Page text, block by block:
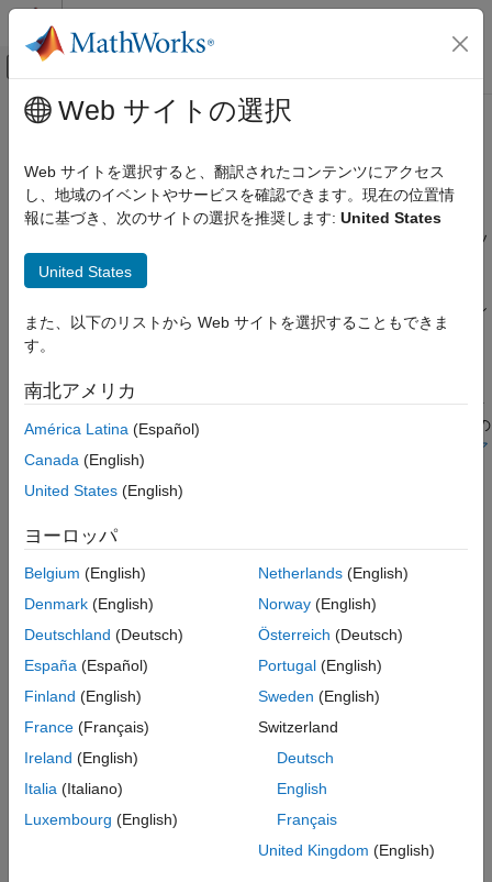
コンテンツへスキップ
オフキャンバス ナビゲーション メ
ドキュメンテーションのホーム
自動車
AUTOSAR Blockset
カテゴリ
パターンのモデル化
コンポーネントの作成
コード生成
メインコンテンツ
パターンのモデル化
AUTOSAR ソフトウェア コンポーネントの動作と構造に対する
Simulink
のモデリング パターン
Simulink のサポートするモデル化パターンにより、AUTOSAR ソ
フトウェア コンポーネントの構造や動作を柔軟にモデル化しま
す。AUTOSAR ソフトウェア コンポーネントを表すために、
Simulink はブロックと接続部位、ワークスペースまたはディクシ
ョナリ データ、モデル パラメーターおよびマップされた
AUTOSAR 構成を作成します。AUTOSAR 構成は AUTOSAR コ
ンポーネントを記述し、Simulink モデル要素と AUTOSAR コン
ポーネント要素とのマッピングを提供します。AUTOSAR ソフト
ウェア コンポーネント、インターフェイス、動作およびデータの
AUTOSAR ソフトウェア
コンポーネントのモデル化
Simulink モデルにおける AUTOSAR ソフトウェア コンポーネン
トの構造と動作をモデル化します。
AUTOSAR ランナブルのモデル化パターン
Simulink® モデル、サブシステム、関数を使用して、AUTOSAR
ティティ (ランナブル) をモデル化します。
エクスポートされた関数を使用した AUTOSAR ランナブルのモ
デル化
エクスポートされた Simulink® 関数を使用して AUTOSAR ラン
Web サイトの選択
Web サイトを選択すると、翻訳されたコンテンツにアクセス
し、地域のイベントやサービスを確認できます。現在の位置情
報に基づき、次のサイトの選択を推奨します: United States
United States
また、以下のリストから Web サイトを選択することもできま
す。
南北アメリカ
América Latina (Español)
Canada (English)
United States (English)
ヨーロッパ
Belgium (English)
Denmark (English)
Deutschland (Deutsch)
España (Español)
Finland (English)
France (Français)
Ireland (English)
Italia (Italiano)
Luxembourg (English)
Netherlands(English)
Norway(English)
Österreich (Deutsch)
Portugal(English)
Sweden (English)
Switzerland
Deutsch
English
Français
United Kingdom (English)